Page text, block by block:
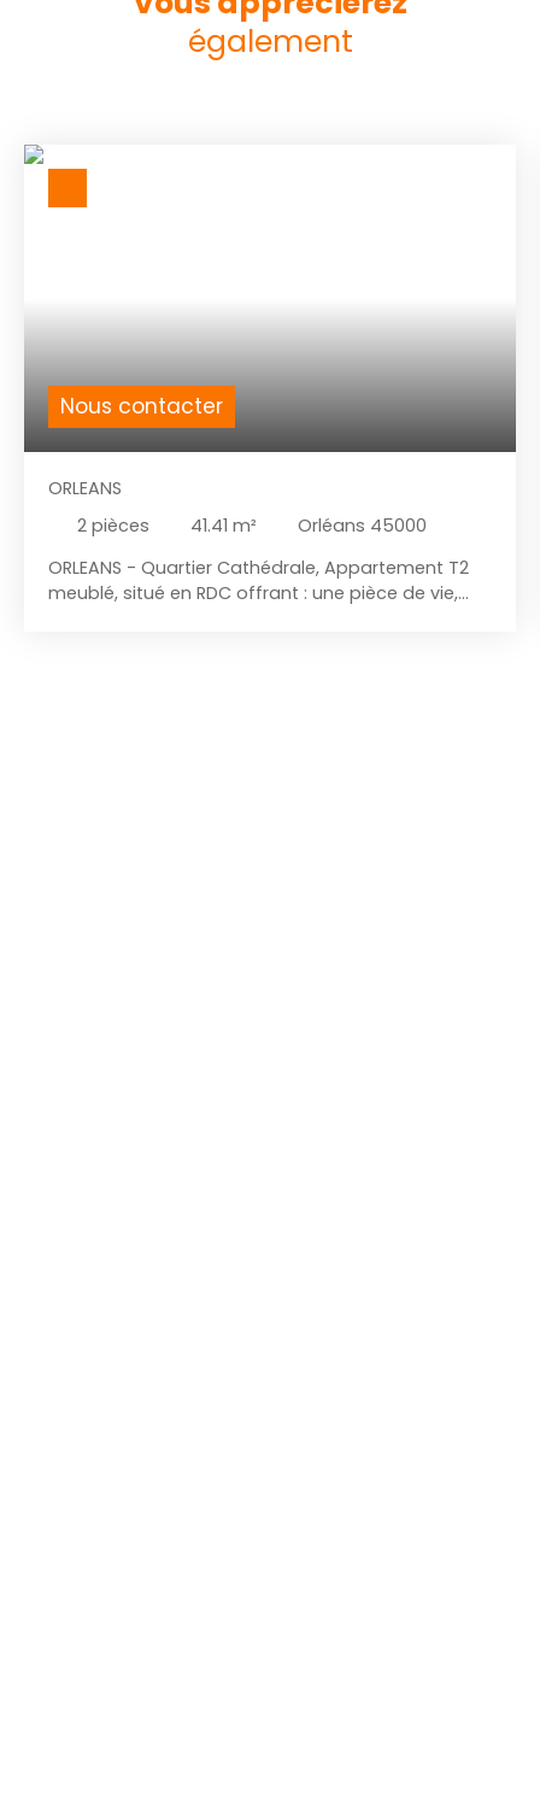
également
Nous contacter
ORLEANS
2 pièces 41.41 m²
Orléans 45000
ORLEANS - Quartier Cathédrale, Appartement T2
meublé, situé en RDC offrant : une pièce de vie,